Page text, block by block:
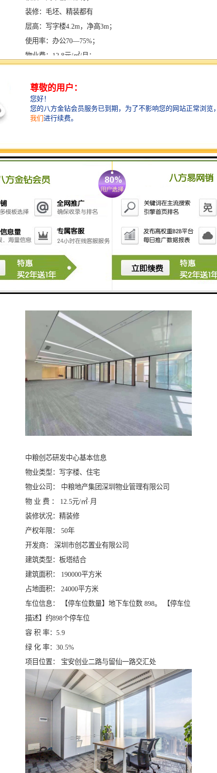
装修：毛坯、精装都有
层高：写字楼4.2m，净高3m；
使用率：办公70—75%；
物业费：12.8元/㎡/月；
停车费：500/月卡；
车位数：925个；
楼层：地上27层，地下3层；
总建面：18.8万㎡，其中办公面积4.1万㎡；
开发商：中粮地产；
用地面积：2.4万㎡；
物业管理：中粮物业；
电梯：9部；
大堂：10米；
网络：光纤入 户，各大运营商均可接入；
幕墙系统：双层中空LOW-E玻璃幕墙；
电力系统：双回路供电，互为备用，保障企业运营稳定
中粮创芯研发中心基本信息
物业类型：写字楼、住宅
物业公司： 中粮地产集团深圳物业管理有限公司
物 业 费 ： 12.5元/㎡·月
装修状况：精装修
产权年限： 50年
开发商： 深圳市创芯置业有限公司
建筑类型：板塔结合
建筑面积： 190000平方米
占地面积： 24000平方米
车位信息： 【停车位数量】地下车位数 898。 【停车位
描述】约898个停车位
容 积 率：5.9
绿 化 率：30.5%
项目位置： 宝安创业二路与留仙一路交汇处